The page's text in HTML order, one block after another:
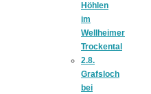
Höhlen
im
Wellheimer
Trockental
2.8.
Grafsloch
bei